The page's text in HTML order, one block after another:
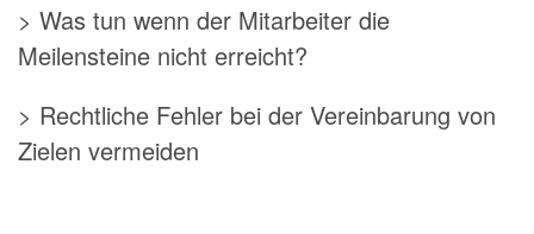
> Was tun wenn der Mitarbeiter die
Meilensteine nicht erreicht?
> Rechtliche Fehler bei der Vereinbarung von
Zielen vermeiden